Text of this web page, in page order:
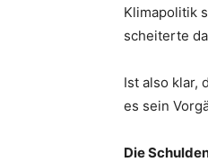
Klimapolitik
scheiterte
Ist also klar,
es sein
Die